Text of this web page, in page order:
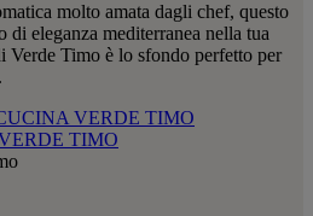
molto amata dagli chef, questo
di eleganza mediterranea nella tua
Verde Timo è lo sfondo perfetto per
VERDE TIMO
TIMO